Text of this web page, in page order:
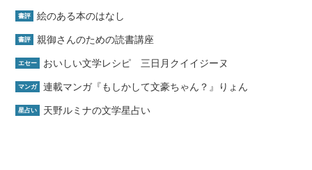
書評 絵のある本のはなし
書評 親御さんのための読書講座
エセー おいしい文学レシピ 三日月クイイジーヌ
マンガ 連載マンガ『もしかして文豪ちゃん？』りょん
星占い 天野ルミナの文学星占い